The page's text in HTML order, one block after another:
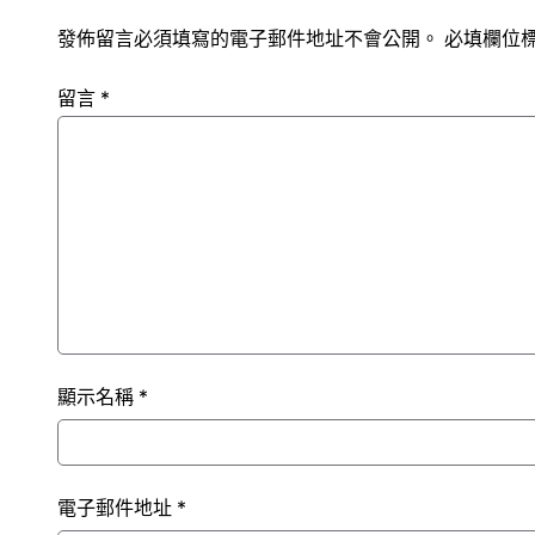
發佈留言必須填寫的電子郵件地址不會公開。 必填欄位
留言 *
顯示名稱 *
電子郵件地址 *